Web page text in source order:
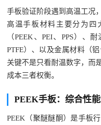
手板验证阶段遇到高温工况
高温手板材料主要分为四
（PEEK、PEI、PPS）、
PTFE）、以及金属材料（
关键不是只看耐温数字，而
成本三者权衡。
PEEK手板：综合性
PEEK（聚醚醚酮）是手板